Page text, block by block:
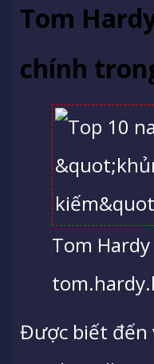
Tom
chính
Tom
Được biết đến